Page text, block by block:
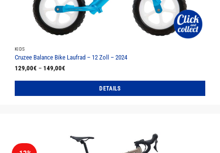
KIDS
Cruzee Balance Bike Laufrad – 12 Zoll – 2024
129,00€ – 149,00€
DETAILS
auf.